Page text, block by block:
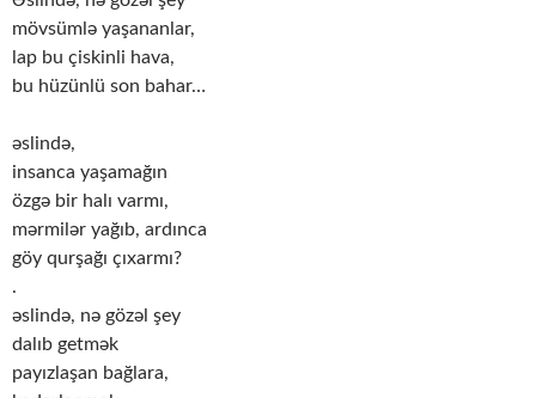
mövsümlə yaşananlar,
lap bu çiskinli hava,
bu hüzünlü son bahar…
əslində,
insanca yaşamağın
özgə bir halı varmı,
mərmilər yağıb, ardınca
göy qurşağı çıxarmı?
.
əslində, nə gözəl şey
dalıb getmək
payızlaşan bağlara,